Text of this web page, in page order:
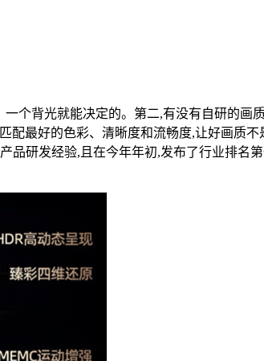
个背光就能决定的。第二,有没有自研的画
配最好的色彩、清晰度和流畅度,让好画质
品研发经验,且在今年年初,发布了行业排名